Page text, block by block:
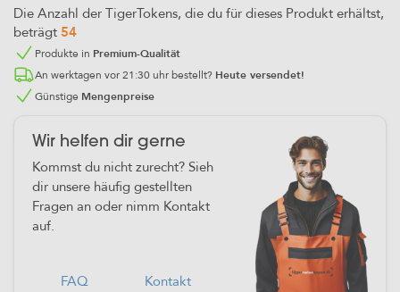
Die Anzahl der TigerTokens, die du für dieses Produkt erhältst,
beträgt54
Produkte in Premium-Qualität
An werktagen vor 21:30 uhr bestellt? Heute versendet!
Günstige Mengenpreise
Wir helfen dir gerne
Kommst du nicht zurecht? Sieh
dir unsere häufig gestellten
Fragen an oder nimm Kontakt
auf.
FAQ Kontakt